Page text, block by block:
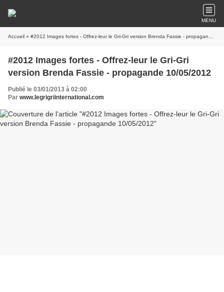
MENU
Accueil » #2012 Images fortes - Offrez-leur le Gri-Gri version Brenda Fassie - propagande 10/05/2012
#2012 Images fortes - Offrez-leur le Gri-Gri
version Brenda Fassie - propagande 10/05/2012
Publié le 03/01/2013 à 02:00
Par www.legrigriinternational.com